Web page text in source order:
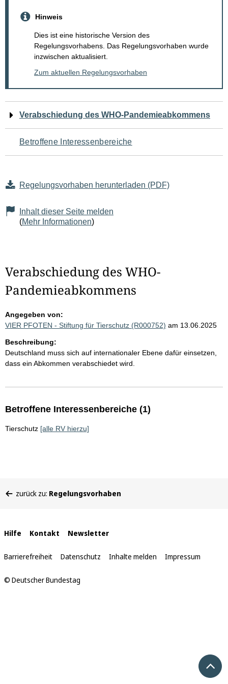
Hinweis
Dies ist eine historische Version des
Regelungsvorhabens. Das Regelungsvorhaben wurde
inzwischen aktualisiert.
Zum aktuellen Regelungsvorhaben
Navigation
für
den
Seiteninhalt
Verabschiedung des WHO-Pandemieabkommens
Betroffene Interessenbereiche
Regelungsvorhaben herunterladen (PDF)
Inhalt dieser Seite melden
(Mehr Informationen)
Verabschiedung des WHO-
Pandemieabkommens
Angegeben von:
VIER PFOTEN - Stiftung für Tierschutz (R000752) am 13.06.2025
Beschreibung:
Deutschland muss sich auf internationaler Ebene dafür einsetzen,
dass ein Abkommen verabschiedet wird.
Betroffene Interessenbereiche (1)
Tierschutz [alle RV hierzu]
befinden
zurück zu: Regelungsvorhaben
Interne
Links
Hilfe Kontakt Newsletter
Barrierefreiheit Datenschutz Inhalte melden Impressum
© Deutscher Bundestag